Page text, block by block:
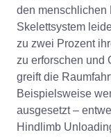
den menschlichen
Skelettsystem
zu zwei Prozent
zu erforschen und
greift die
Beispielsweise
ausgesetzt –
Hindlimb